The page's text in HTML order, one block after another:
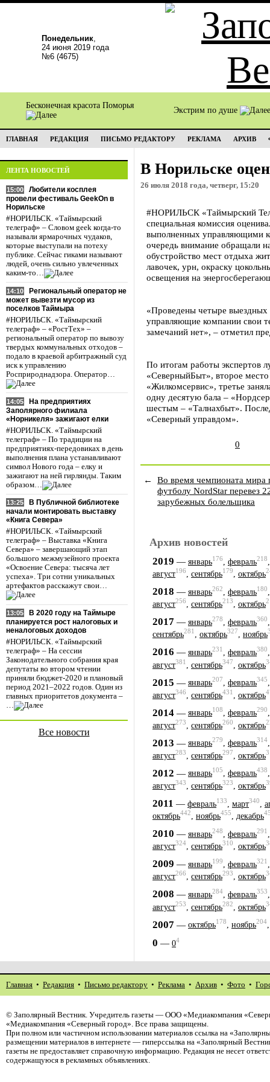
Понедельник,
24 июня 2019 года
№6 (4675)
Бесконечная красота Поморья
Экстрим по душе
ГЛАВНАЯ РЕДАКЦИЯ ПИСЬМО РЕДАКТОРУ РЕКЛАМА АРХИВ
ЛЕНТА НОВОСТЕЙ
15:00
Любители косплея
провели фестиваль GeekOn в
Норильске
#НОРИЛЬСК. «Таймырский
телеграф» – Словом geek когда-то
называли ярмарочных чудаков,
которые выступали на потеху
публике. Сейчас гиками называют
людей, очень сильно увлеченных
каким-то…
14:10
Региональный оператор не
может вывезти мусор из
поселков Таймыра
#НОРИЛЬСК. «Таймырский
телеграф» – «РостТех» –
региональный оператор по вывозу
твердых коммунальных отходов –
подало в краевой арбитражный суд
иск к управлению
Росприроднадзора. Оператор…
14:05
На предприятиях
Заполярного филиала
«Норникеля» зажигают елки
#НОРИЛЬСК. «Таймырский
телеграф» – По традиции на
предприятиях-передовиках в день
выполнения плана устанавливают
символ Нового года – елку и
зажигают на ней гирлянды. Таким
образом…
13:25
В Публичной библиотеке
начали монтировать выставку
«Книга Севера»
#НОРИЛЬСК. «Таймырский
телеграф» – Выставка «Книга
Севера» – завершающий этап
большого межмузейного проекта
«Освоение Севера: тысяча лет
успеха». Три сотни уникальных
артефактов расскажут свои…
13:05
В 2020 году на Таймыре
планируется рост налоговых и
неналоговых доходов
#НОРИЛЬСК. «Таймырский
телеграф» – На сессии
Законодательного собрания края
депутаты во втором чтении
приняли бюджет-2020 и плановый
период 2021–2022 годов. Один из
главных приоритетов документа –
…
Все новости
В Норильске
26 июля 2018 года, четверг, 15:20
#НОРИЛЬСК «Таймырский
специальная комиссия
выполненных управляющими
очередь внимание обращали
обустройство мест отдыха
лавочек, урн, окраску
освещения на
«Проведены четыре
управляющие компании свои
замечаний нет», – отметил
По итогам работы экспертов
«СеверныйБыт», второе
«Жилкомсервис», третье
одну десятую бала –
шестым – «Талнахбыт».
«Северный управдом».
0
←
Во время чемпионата мира
футболу NordStar перевез
зарубежных болельщика
Архив новостей
2019 — январь176 февраль218
август196, сентябрь179, октябрь
2018 — январь262 февраль180
август256, сентябрь213, октябрь
2017 — январь278 февраль360
сентябрь281, октябрь327, ноябрь
2016 — январь231 февраль380
август381 сентябрь347 октябрь
2015 — январь207, февраль345
август346 сентябрь431 октябрь
2014 — январь108, февраль290
август273 сентябрь260 октябрь
2013 — январь279, февраль314
август283 сентябрь297 октябрь
2012 — январь105, февраль438
август343, сентябрь323, октябрь
2011 — февраль133 март340
октябрь442, ноябрь455, декабрь
2010 — январь248 февраль291
август324, сентябрь310, октябрь
2009 — январь199 февраль321
август266, сентябрь293, октябрь
2008 — январь284 февраль353
август253 сентябрь282 октябрь
2007 — октябрь178, ноябрь204
0 — 04
Главная • Редакция • Письмо редактору • Реклама • Архив • Фото •
© Заполярный Вестник. Учредитель газеты — ООО «Медиакомпания
«Медиакомпания «Северный город». Все права защищены.
При полном или частичном использовании материалов ссылка на
размещении материалов в интернете — гиперссылка на «Заполярный
газеты не предоставляет справочную информацию. Редакция не несет
содержащуюся в рекламных объявлениях.